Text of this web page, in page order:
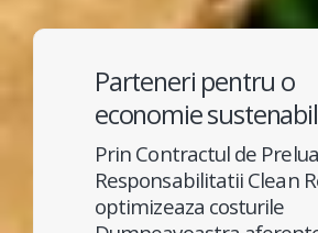
Parteneri pentru o
economie
Prin Contractul de
Responsabilitatii Clean
optimizeaza costurile